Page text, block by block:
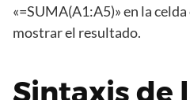
«=SUMA(A1:A5)» en la
mostrar el resultado.
Sintaxis de